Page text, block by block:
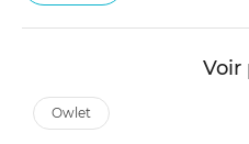
Voir
owlet